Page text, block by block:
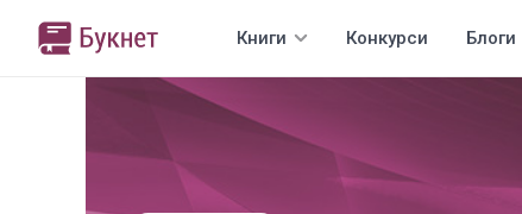
Книги Конкурси Блоги